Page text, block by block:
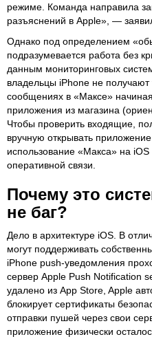
режиме. Команда направила
разъяснений в Apple», —
Однако под определением
подразумевается работа без
данным мониторинговых
владельцы iPhone не
сообщениях в «Максе»
приложения из магазина
Чтобы проверить входящие,
вручную открывать
использование «Макса» на iOS
оперативной связи.
Почему это
не баг?
Дело в архитектуре iOS. В
могут поддерживать
iPhone push-уведомления
сервер Apple Push Notification
удалено из App Store, Apple
блокирует сертификаты
отправки пушей через свои
приложение физически